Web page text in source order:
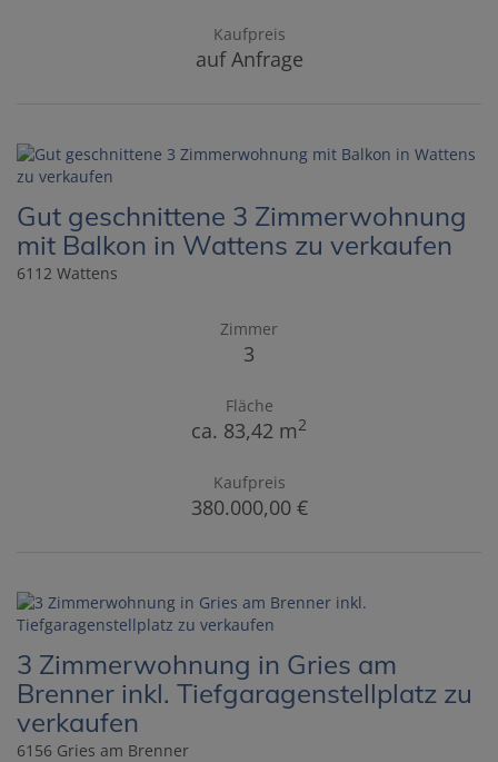
Kaufpreis
auf Anfrage
Gut geschnittene 3 Zimmerwohnung
mit Balkon in Wattens zu verkaufen
6112 Wattens
Zimmer
3
Fläche
ca. 83,42 m2
Kaufpreis
380.000,00 €
3 Zimmerwohnung in Gries am
Brenner inkl. Tiefgaragenstellplatz zu
verkaufen
6156 Gries am Brenner